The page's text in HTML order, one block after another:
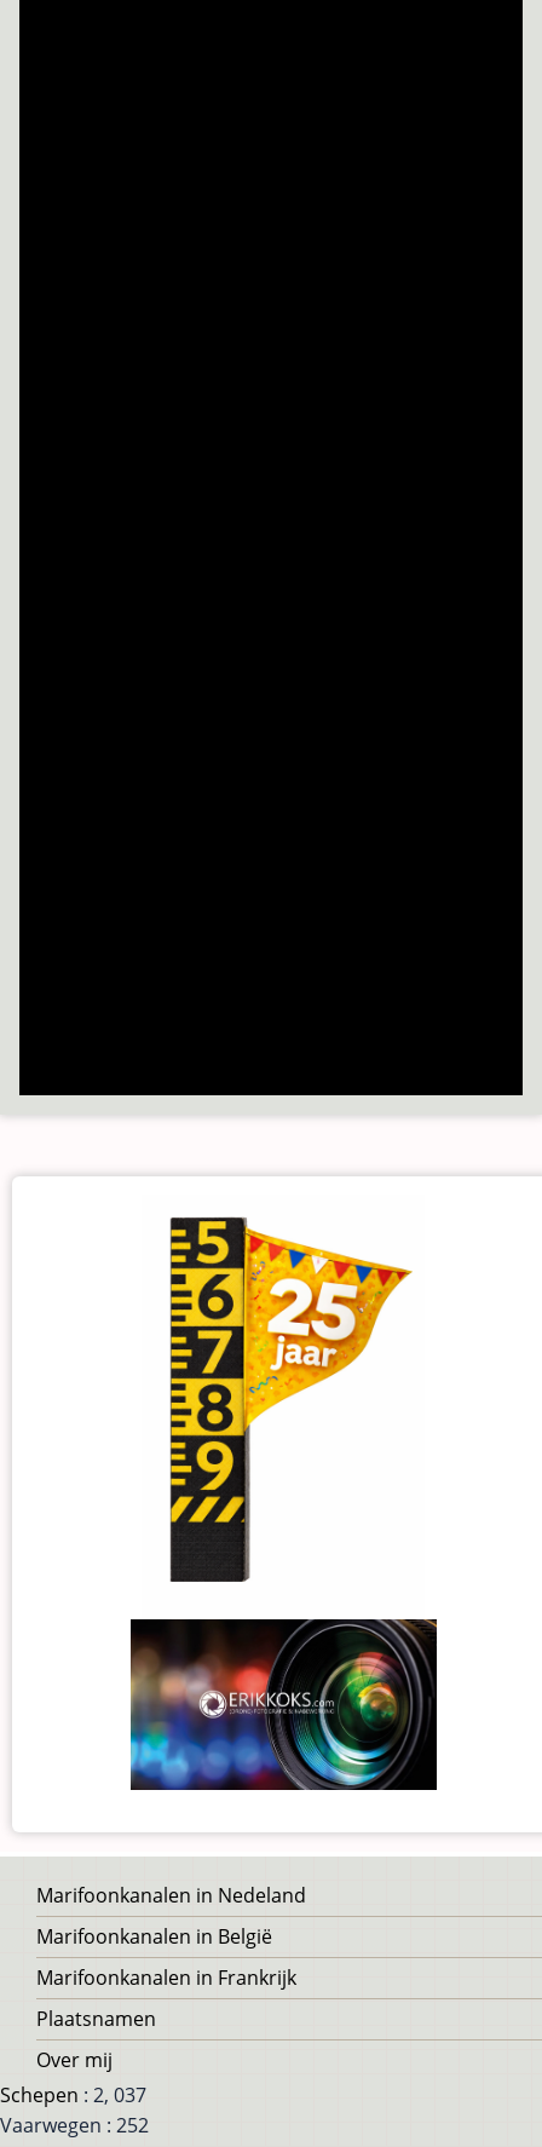
Voet
Marifoonkanalen in Nedeland
Marifoonkanalen in België
Marifoonkanalen in Frankrijk
Plaatsnamen
Over mij
Schepen : 2, 037
Vaarwegen : 252